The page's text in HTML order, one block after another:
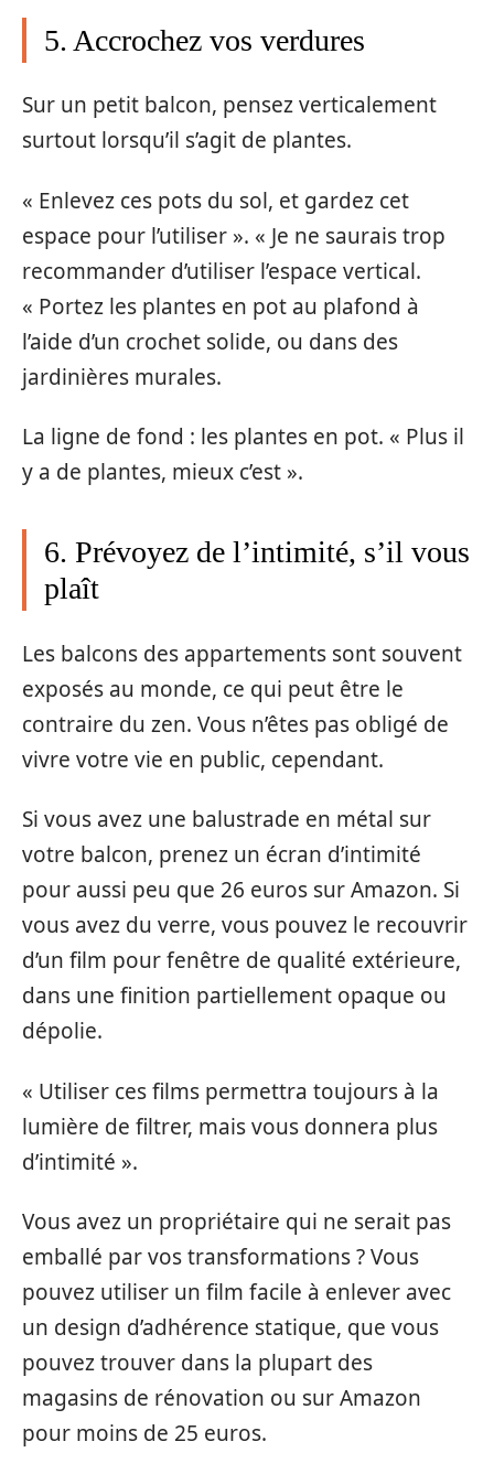
5. Accrochez vos verdures
Sur un petit balcon, pensez verticalement
surtout lorsqu’il s’agit de plantes.
« Enlevez ces pots du sol, et gardez cet
espace pour l’utiliser ». « Je ne saurais trop
recommander d’utiliser l’espace vertical.
« Portez les plantes en pot au plafond à
l’aide d’un crochet solide, ou dans des
jardinières murales.
La ligne de fond : les plantes en pot. « Plus il
y a de plantes, mieux c’est ».
6. Prévoyez de l’intimité, s’il vous
plaît
Les balcons des appartements sont souvent
exposés au monde, ce qui peut être le
contraire du zen. Vous n’êtes pas obligé de
vivre votre vie en public, cependant.
Si vous avez une balustrade en métal sur
votre balcon, prenez un écran d’intimité
pour aussi peu que 26 euros sur Amazon. Si
vous avez du verre, vous pouvez le recouvrir
d’un film pour fenêtre de qualité extérieure,
dans une finition partiellement opaque ou
dépolie.
« Utiliser ces films permettra toujours à la
lumière de filtrer, mais vous donnera plus
d’intimité ».
Vous avez un propriétaire qui ne serait pas
emballé par vos transformations ? Vous
pouvez utiliser un film facile à enlever avec
un design d’adhérence statique, que vous
pouvez trouver dans la plupart des
magasins de rénovation ou sur Amazon
pour moins de 25 euros.